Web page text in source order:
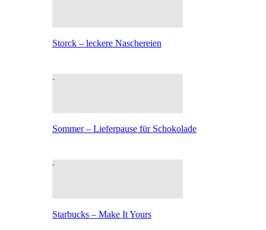
Storck – leckere Naschereien
Sommer – Lieferpause für Schokolade
Starbucks – Make It Yours